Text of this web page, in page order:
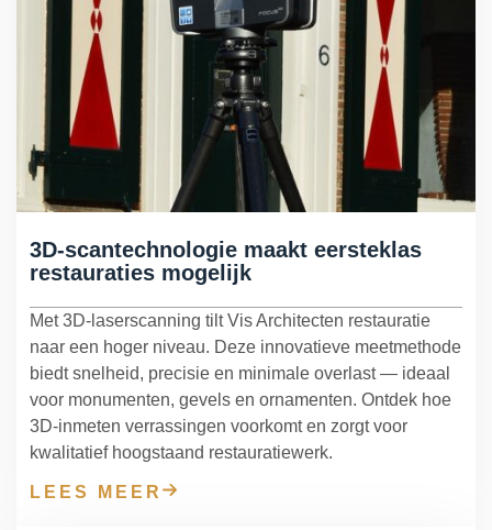
3D-scantechnologie maakt eersteklas
restauraties mogelijk
Met 3D-laserscanning tilt Vis Architecten restauratie
naar een hoger niveau. Deze innovatieve meetmethode
biedt snelheid, precisie en minimale overlast — ideaal
voor monumenten, gevels en ornamenten. Ontdek hoe
3D-inmeten verrassingen voorkomt en zorgt voor
kwalitatief hoogstaand restauratiewerk.
LEES MEER